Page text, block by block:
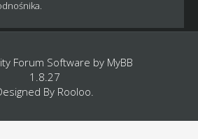
Forum Software by MyBB
1.8.27
By Rooloo.